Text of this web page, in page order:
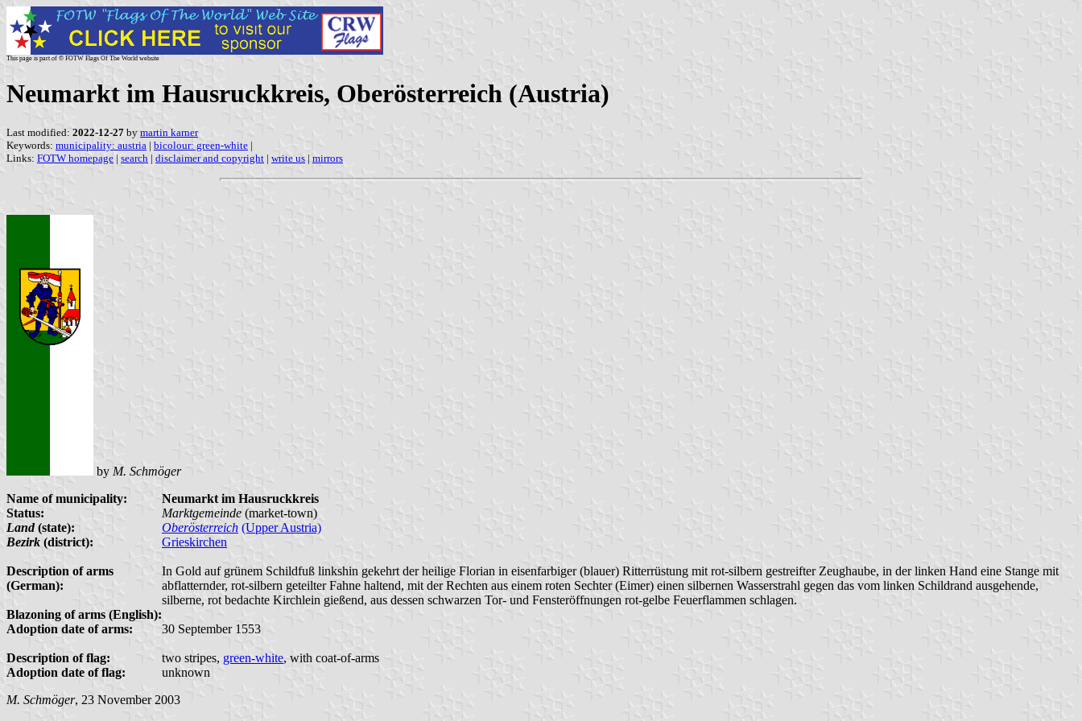
This page is part of © FOTW Flags Of The World website
Neumarkt im Hausruckkreis, Oberösterreich (Austria)
Last modified: 2022-12-27 by martin karner
Keywords: municipality: austria | bicolour: green-white |
Links: FOTW homepage | search | disclaimer and copyright | write us | mirrors
by M. Schmöger
Name of municipality:
Neumarkt im Hausruckkreis
Status:
Marktgemeinde (market-town)
Land(state): Oberösterreich (Upper Austria)
Bezirk (district): Grieskirchen
Description of arms
(German):
In Gold auf grünem Schildfuß linkshin gekehrt der heilige Florian in eisenfarbiger (blauer) Ritterrüstung mit rot-silbern gestreifter Zeughaube, in der linken Hand eine Stange mit
abflatternder, rot-silbern geteilter Fahne haltend, mit der Rechten aus einem roten Sechter (Eimer) einen silbernen Wasserstrahl gegen das vom linken Schildrand ausgehende,
silberne, rot bedachte Kirchlein gießend, aus dessen schwarzen Tor- und Fensteröffnungen rot-gelbe Feuerflammen schlagen.
Blazoning of arms (English):
Adoption date of arms:
30 September 1553
Description of flag: two stripes, green-white, with coat-of-arms
Adoption date of flag:
unknown
M. Schmöger, 23 November 2003